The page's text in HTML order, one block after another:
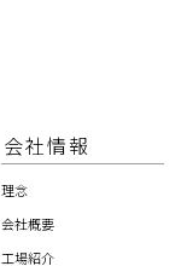
会社情報
理念
会社概要
工場紹介